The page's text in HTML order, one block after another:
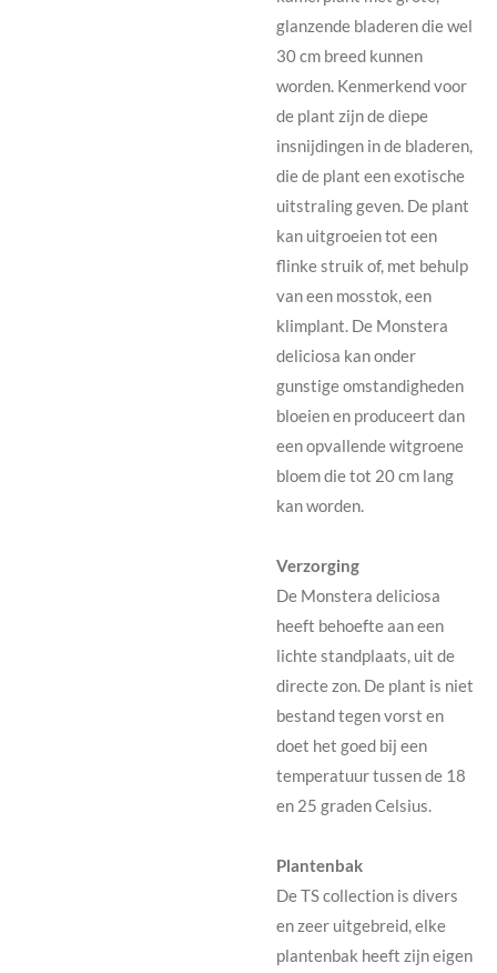
glanzende bladeren die wel
30 cm breed kunnen
worden. Kenmerkend voor
de plant zijn de diepe
insnijdingen in de bladeren,
die de plant een exotische
uitstraling geven. De plant
kan uitgroeien tot een
flinke struik of, met behulp
van een mosstok, een
klimplant. De Monstera
deliciosa kan onder
gunstige omstandigheden
bloeien en produceert dan
een opvallende witgroene
bloem die tot 20 cm lang
kan worden.
Verzorging
De Monstera deliciosa
heeft behoefte aan een
lichte standplaats, uit de
directe zon. De plant is niet
bestand tegen vorst en
doet het goed bij een
temperatuur tussen de 18
en 25 graden Celsius.
Plantenbak
De TS collection is divers
en zeer uitgebreid, elke
plantenbak heeft zijn eigen